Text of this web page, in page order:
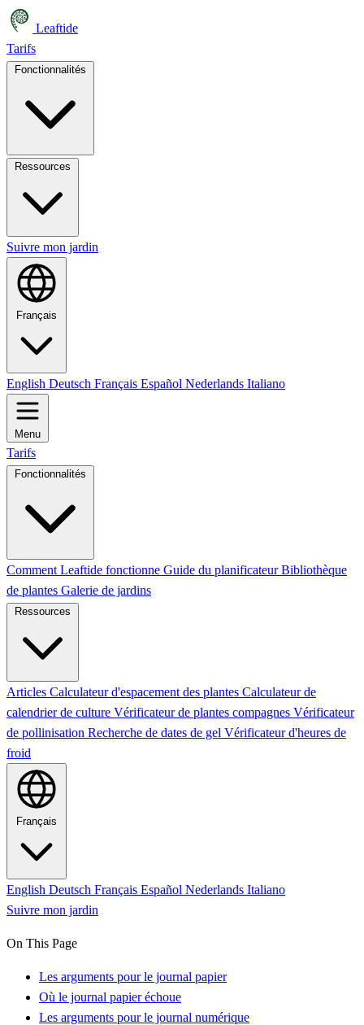
Leaftide
Tarifs
Suivre mon jardin
Français
English Deutsch Français Español Nederlands Italiano
Menu
Tarifs
Fonctionnalités
Comment Leaftide fonctionne Guide du planificateurBibliothèque
de plantes Galerie de jardins
Ressources
Articles Calculateur d'espacement des plantes Calculateur de
calendrier de culture Vérificateur de plantes compagnes Vérificateur
de pollinisation Recherche de dates de gel Vérificateur d'heures de
froid
Français
English Deutsch Français Español Nederlands Italiano
Suivre mon jardin
On This Page
Les arguments pour le journal papier
Où le journal papier échoue
Les arguments pour le journal numérique